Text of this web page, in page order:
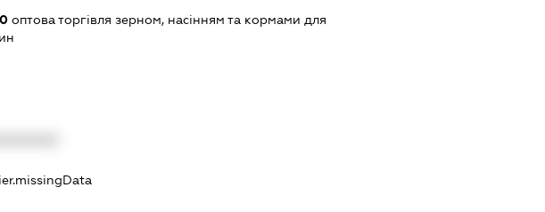
оптова торгівля зерном, насінням та кормами для